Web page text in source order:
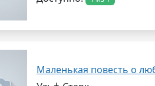
Маленькая повесть о